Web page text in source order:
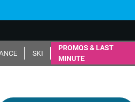
SKI
PROMOS & LAST
MINUTE